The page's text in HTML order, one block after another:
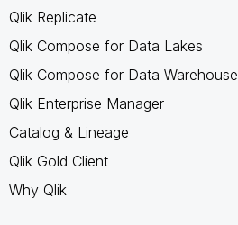
Qlik Replicate
Qlik Compose for Data Lakes
Qlik Compose for Data Warehouse
Qlik Enterprise Manager
Catalog & Lineage
Qlik Gold Client
Why Qlik